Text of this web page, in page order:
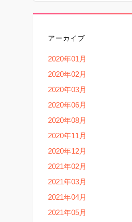
アーカイブ
2020年01月
2020年02月
2020年03月
2020年06月
2020年08月
2020年11月
2020年12月
2021年02月
2021年03月
2021年04月
2021年05月